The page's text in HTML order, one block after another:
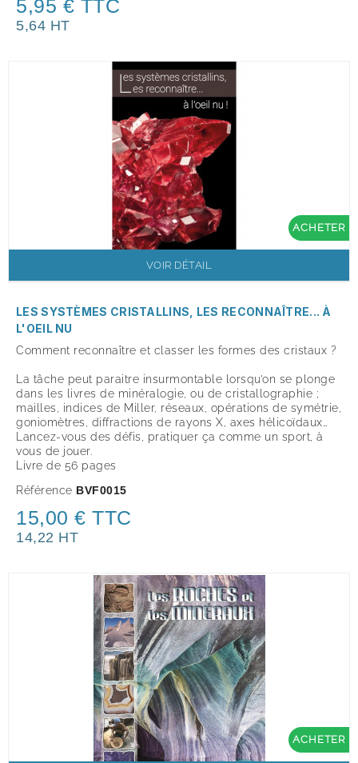
5,95 € TTC
5,64 HT
ACHETER
VOIR DÉTAIL
LES SYSTÈMES CRISTALLINS, LES RECONNAÎTRE... À
L'OEIL NU
Comment reconnaître et classer les formes des cristaux ?
La tâche peut paraitre insurmontable lorsqu’on se plonge
dans les livres de minéralogie, ou de cristallographie ;
mailles, indices de Miller, réseaux, opérations de symétrie,
goniomètres, diffractions de rayons X, axes hélicoïdaux…
Lancez-vous des défis, pratiquer ça comme un sport, à
vous de jouer.
Livre de 56 pages
Référence BVF0015
15,00 € TTC
14,22 HT
ACHETER